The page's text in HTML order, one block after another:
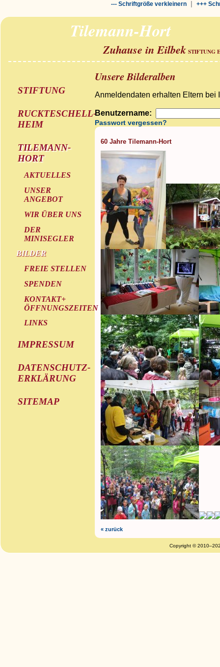
--- Schriftgröße verkleinern| +++
Tilemann-Hort
Zuhause in Eilbek STIFTUNG
STIFTUNG
RUCKTESCHELL-
HEIM
TILEMANN-
HORT
AKTUELLES
UNSER
ANGEBOT
WIR ÜBER UNS
DER
MINISEGLER
BILDER
FREIE STELLEN
SPENDEN
KONTAKT+
ÖFFNUNGSZEITEN
LINKS
IMPRESSUM
DATENSCHUTZ-
ERKLÄRUNG
SITEMAP
Unsere Bilderalben
Anmeldendaten erhalten Eltern bei
Benutzername:
Passwort vergessen?
60 Jahre Tilemann-Hort
« zurück
Copyright ©